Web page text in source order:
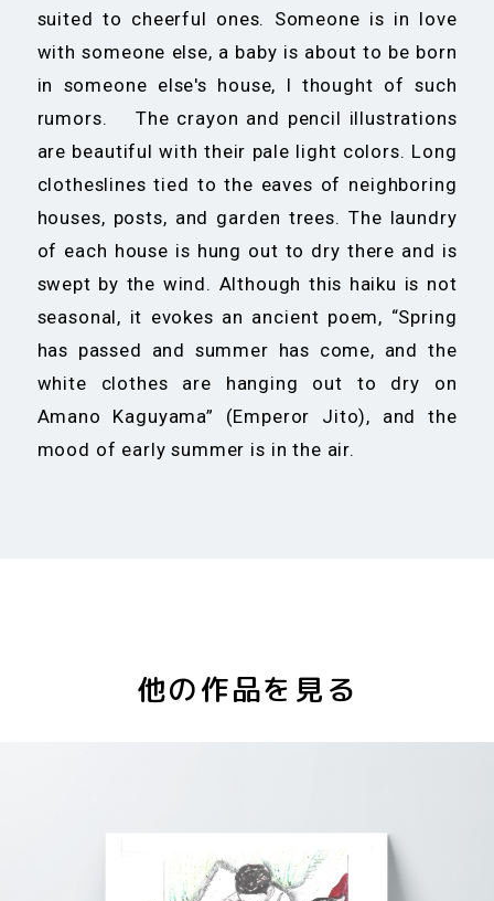
suited to cheerful ones. Someone is in love
with someone else, a baby is about to be born
in someone else's house, I thought of such
rumors. The crayon and pencil illustrations
are beautiful with their pale light colors. Long
clotheslines tied to the eaves of neighboring
houses, posts, and garden trees. The laundry
of each house is hung out to dry there and is
swept by the wind. Although this haiku is not
seasonal, it evokes an ancient poem, “Spring
has passed and summer has come, and the
white clothes are hanging out to dry on
Amano Kaguyama” (Emperor Jito), and the
mood of early summer is in the air.
他の作品を見る